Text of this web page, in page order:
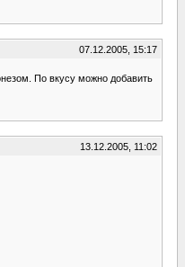
07.12.2005, 15:17
По вкусу можно добавить
13.12.2005, 11:02